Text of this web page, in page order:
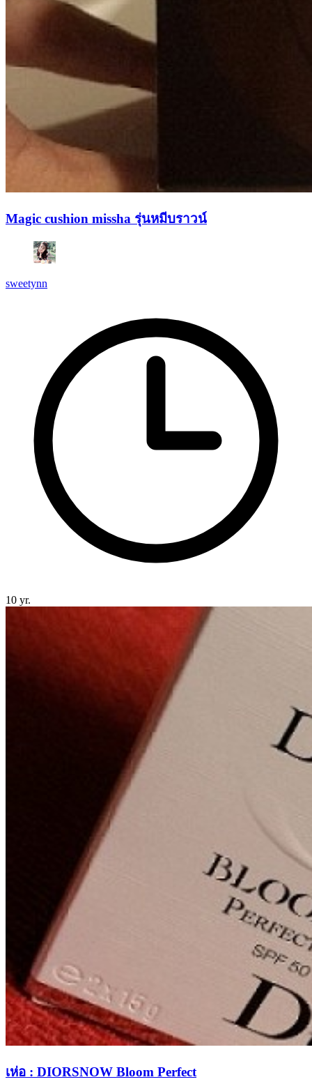
Magic cushion missha รุ่นหมีบราวน์
sweetynn
10 yr.
เห่อ : DIORSNOW Bloom Perfect